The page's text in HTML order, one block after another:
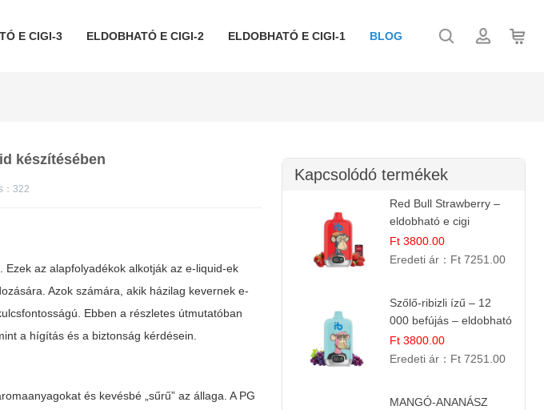
E CIGI-3 ELDOBHATÓ E CIGI-2 ELDOBHATÓ E CIGI-1 BLOG
készítésében
：322
az alapfolyadékok alkotják az e-liquid-ek
Azok számára, akik házilag kevernek e-
Ebben a részletes útmutatóban
a hígítás és a biztonság kérdésein.
és kevésbé „sűrű” az állaga. A PG
Kapcsolódó termékek
Red Bull Strawberry –
eldobható e cigi
Ft 3800.00
Eredeti ár： Ft 7251.00
Szőlő-ribizli ízű – 12
000 befújás – eldobható
e cigi
Ft 3800.00
Eredeti ár： Ft 7251.00
MANGÓ-ANANÁSZ